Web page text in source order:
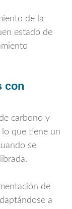
de la
estado de
con
carbono y
que tiene un
se
de
a